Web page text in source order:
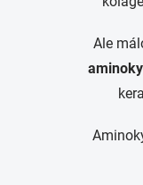
Ale